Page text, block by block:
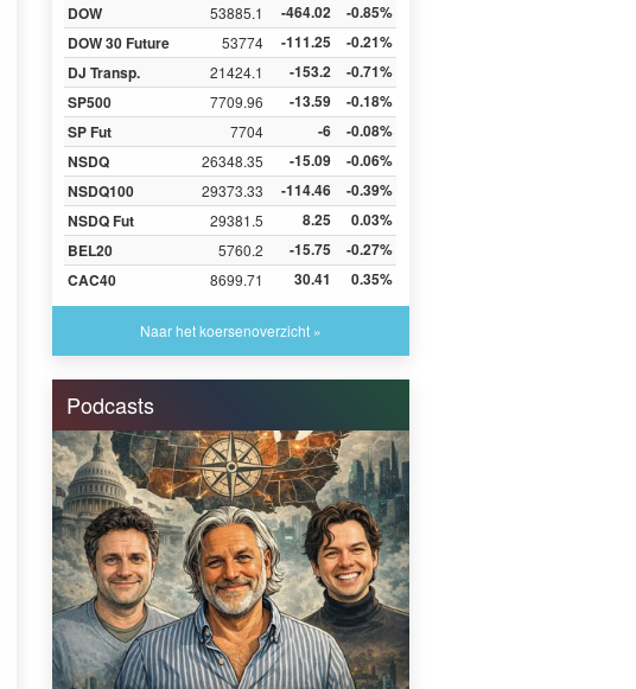
DOW
53885.1 -464.02
-0.85%
DOW 30 Future
53774 -111.25
-0.21%
DJ Transp.
21424.1 -153.2
-0.71%
SP500
7709.96 -13.59
-0.18%
SP Fut
7704 -6
-0.08%
NSDQ
26348.35 -15.09
-0.06%
NSDQ100
29373.33 -114.46
-0.39%
NSDQ Fut
29381.5 8.25
0.03%
BEL20
5760.2 -15.75
-0.27%
CAC40
8699.71 30.41 0.35%
Naar het koersenoverzicht »
Podcasts